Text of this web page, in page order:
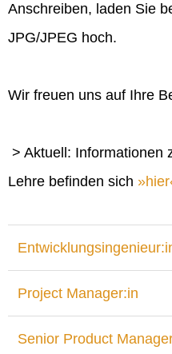
Anschreiben, laden Sie
JPG/JPEG hoch.
Wir freuen uns auf Ihre
> Aktuell: Informationen
Lehre befinden sich
hier
Project Manager:in
Senior Product